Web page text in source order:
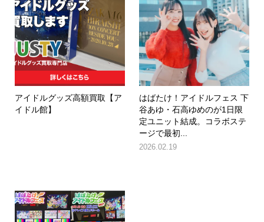
アイドルグッズ高額買取【ア
イドル館】
はばたけ！アイドルフェス 下
谷あゆ・石高ゆめのが1日限
定ユニット結成。コラボステ
ージで最初...
2026.02.19